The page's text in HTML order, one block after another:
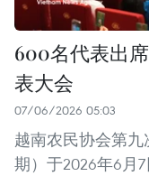
600名代表出
表大会
07/06/2026 05:03
越南农民协会第九
期）于2026年6月